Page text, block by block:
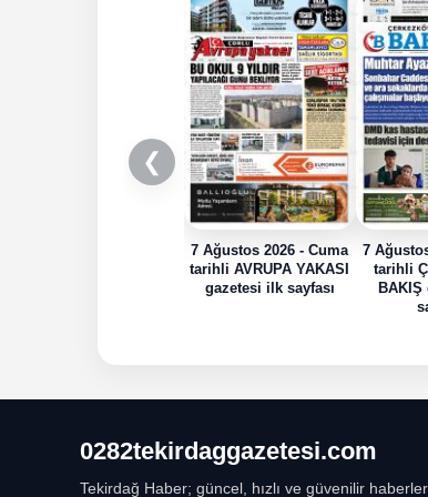
❮
7 Ağustos 2026 - Cuma
tarihli AVRUPA YAKASI
gazetesi ilk sayfası
7
tarihli
0282tekirdaggazetesi.com
Tekirdağ Haber; güncel, hızlı ve güvenilir